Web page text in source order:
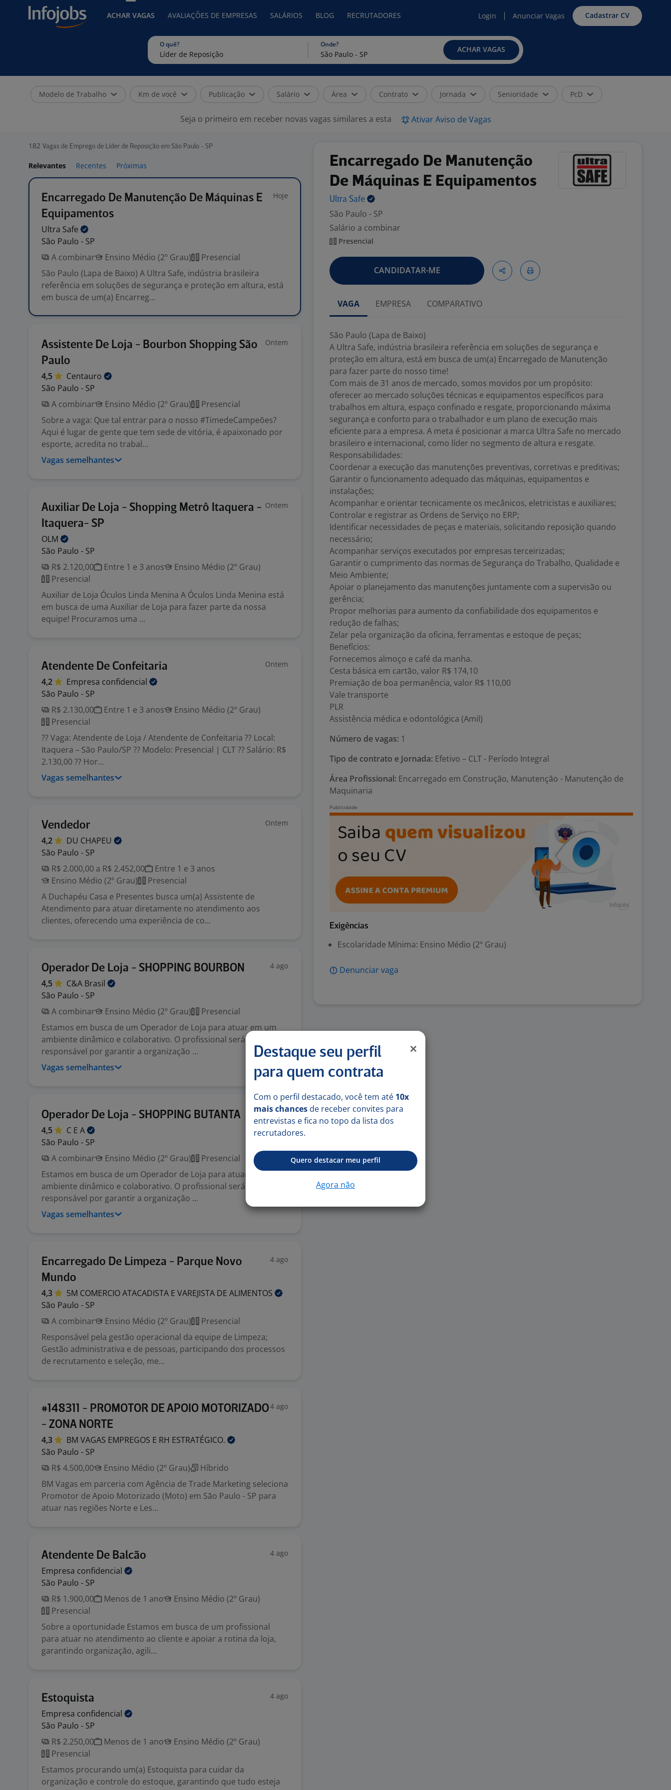
ACHAR VAGAS AVALIAÇÕES DE EMPRESAS SALÁRIOS BLOG RECRUTADORES Login Anunciar Vagas Cadastrar CV
O quê? Onde?
ACHAR VAGAS
Modelo de Trabalho Km de você Publicação Salário Área Contrato Jornada Senioridade PcD
Seja o primeiro em receber novas vagas similares a esta Ativar Aviso de Vagas
182 Vagas de Emprego de Líder de Reposição em São Paulo - SP
Relevantes Recentes Próximas
Encarregado De Manutenção De Máquinas E
Equipamentos
Hoje
Ultra Safe
São Paulo - SP
A combinar
Ensino Médio (2º Grau)
Presencial
São Paulo (Lapa de Baixo) A Ultra Safe, indústria brasileira
referência em soluções de segurança e proteção em altura, está
em busca de um(a) Encarreg...
Assistente De Loja - Bourbon Shopping São
Paulo
Ontem
4,5
Centauro
São Paulo - SP
A combinar
Ensino Médio (2º Grau)
Presencial
Sobre a vaga: Que tal entrar para o nosso #TimedeCampeões?
Aqui é lugar de gente que tem sede de vitória, é apaixonado por
esporte, acredita no trabal...
Vagas semelhantes
Auxiliar De Loja - Shopping Metrô Itaquera -
Itaquera- SP
Ontem
OLM
São Paulo - SP
R$ 2.120,00
Entre 1 e 3 anos
Ensino Médio (2º Grau)
Presencial
Auxiliar de Loja Óculos Linda Menina A Óculos Linda Menina está
em busca de uma Auxiliar de Loja para fazer parte da nossa
equipe! Procuramos uma ...
Atendente De Confeitaria Ontem
4,2 Empresa confidencial
São Paulo - SP
R$ 2.130,00
Entre 1 e 3 anos
Ensino Médio (2º Grau)
Presencial
?? Vaga: Atendente de Loja / Atendente de Confeitaria ?? Local:
Itaquera – São Paulo/SP ?? Modelo: Presencial | CLT ?? Salário: R$
2.130,00 ?? Hor...
Vagas semelhantes
Vendedor Ontem
4,2 DU CHAPEU
São Paulo - SP
R$ 2.000,00 a R$ 2.452,00
Entre 1 e 3 anos
Ensino Médio (2º Grau)
Presencial
A Duchapéu Casa e Presentes busca um(a) Assistente de
Atendimento para atuar diretamente no atendimento aos
clientes, oferecendo uma experiência de co...
Operador De Loja - SHOPPING BOURBON 4 ago
4,5 C&A Brasil
São Paulo - SP
A combinar
Ensino Médio (2º Grau)
Presencial
Estamos em busca de um Operador de Loja para atuar em um
ambiente dinâmico e colaborativo. O profissional será
responsável por garantir a organização ...
Vagas semelhantes
Operador De Loja - SHOPPING BUTANTA 4 ago
4,5 C E A
São Paulo - SP
A combinar
Ensino Médio (2º Grau)
Presencial
Estamos em busca de um Operador de Loja para atuar em um
ambiente dinâmico e colaborativo. O profissional será
responsável por garantir a organização ...
Vagas semelhantes
Encarregado De Limpeza - Parque Novo
Mundo
4 ago
4,3 5M COMERCIO ATACADISTA E VAREJISTA DE ALIMENTOS
São Paulo - SP
A combinar
Ensino Médio (2º Grau)
Presencial
Responsável pela gestão operacional da equipe de Limpeza;
Gestão administrativa e de pessoas, participando dos processos
de recrutamento e seleção, me...
#148311 - PROMOTOR DE APOIO MOTORIZADO
- ZONA NORTE
4 ago
4,3 BM VAGAS EMPREGOS E RH ESTRATÉGICO.
São Paulo - SP
R$ 4.500,00
Ensino Médio (2º Grau)
Híbrido
BM Vagas em parceria com Agência de Trade Marketing seleciona
Promotor de Apoio Motorizado (Moto) em São Paulo - SP para
atuar nas regiões Norte e Les...
Atendente De Balcão 4 ago
Empresa confidencial
São Paulo - SP
R$ 1.900,00
Menos de 1 ano
Ensino Médio (2º Grau)
Presencial
Sobre a oportunidade Estamos em busca de um profissional
para atuar no atendimento ao cliente e apoiar a rotina da loja,
garantindo organização, agili...
Estoquista 4 ago
Empresa confidencial
São Paulo - SP
R$ 2.250,00
Menos de 1 ano
Ensino Médio (2º Grau)
Presencial
Estamos procurando um(a) Estoquista para cuidar da
organização e controle do estoque, garantindo que tudo esteja
Encarregado De Manutenção
De Máquinas E Equipamentos
Ultra Safe
São Paulo - SP
Salário a combinar
Presencial
CANDIDATAR-ME
VAGA EMPRESA COMPARATIVO
São Paulo (Lapa de Baixo)
A Ultra Safe, indústria brasileira referência em soluções de segurança e
proteção em altura, está em busca de um(a) Encarregado de Manutenção
para fazer parte do nosso time!
Com mais de 31 anos de mercado, somos movidos por um propósito:
oferecer ao mercado soluções técnicas e equipamentos específicos para
trabalhos em altura, espaço confinado e resgate, proporcionando máxima
segurança e conforto para o trabalhador e um plano de execução mais
eficiente para a empresa. A meta é posicionar a marca Ultra Safe no mercado
brasileiro e internacional, como líder no segmento de altura e resgate.
Responsabilidades:
Coordenar a execução das manutenções preventivas, corretivas e preditivas;
Garantir o funcionamento adequado das máquinas, equipamentos e
instalações;
Acompanhar e orientar tecnicamente os mecânicos, eletricistas e auxiliares;
Controlar e registrar as Ordens de Serviço no ERP;
Identificar necessidades de peças e materiais, solicitando reposição quando
necessário;
Acompanhar serviços executados por empresas terceirizadas;
Garantir o cumprimento das normas de Segurança do Trabalho, Qualidade e
Meio Ambiente;
Apoiar o planejamento das manutenções juntamente com a supervisão ou
gerência;
Propor melhorias para aumento da confiabilidade dos equipamentos e
redução de falhas;
Zelar pela organização da oficina, ferramentas e estoque de peças;
Benefícios:
Fornecemos almoço e café da manha.
Cesta básica em cartão, valor R$ 174,10
Premiação de boa permanência, valor R$ 110,00
Vale transporte
PLR
Assistência médica e odontológica (Amil)
Número de vagas: 1
Tipo de contrato e Jornada: Efetivo – CLT - Período Integral
Área Profissional: Encarregado em Construção, Manutenção - Manutenção de
Maquinaria
Exigências
Escolaridade Mínima: Ensino Médio (2º Grau)
Denunciar vaga
Destaque seu perfil
para quem contrata
Com o perfil destacado, você tem até 10x
mais chances de receber convites para
entrevistas e fica no topo da lista dos
recrutadores.
Quero destacar meu perfil
Agora não